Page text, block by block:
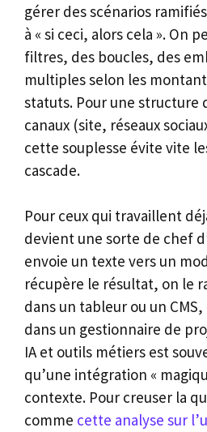
gérer des scénarios
à « si ceci, alors cela ». On
filtres, des boucles, des
multiples selon les
statuts. Pour une structure
canaux (site, réseaux
cette souplesse évite vite
cascade.
Pour ceux qui travaillent
devient une sorte de chef
envoie un texte vers un
récupère le résultat, on le
dans un tableur ou un
dans un gestionnaire de
IA et outils métiers est
qu’une intégration «
contexte. Pour creuser la
comme cette analyse sur